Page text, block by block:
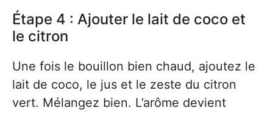
Étape 4 : Ajouter le lait de coco et
le citron
Une fois le bouillon bien chaud, ajoutez le
lait de coco, le jus et le zeste du citron
vert. Mélangez bien. L’arôme devient